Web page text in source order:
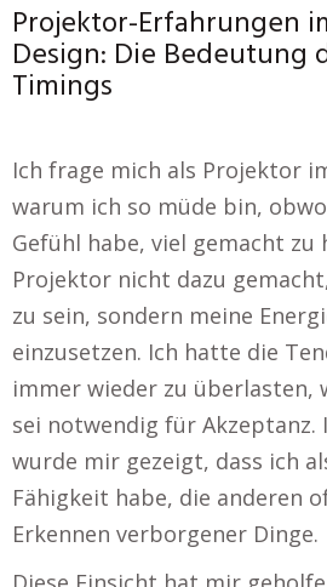
Projektor-Erfahrungen
Design: Die Bedeutung
Timings
Ich frage mich als Projektor
warum ich so müde bin,
Gefühl habe, viel gemacht zu
Projektor nicht dazu
zu sein, sondern meine
einzusetzen. Ich hatte die
immer wieder zu überlasten,
sei notwendig für Akzeptanz.
wurde mir gezeigt, dass ich
Fähigkeit habe, die anderen
Erkennen verborgener Dinge.